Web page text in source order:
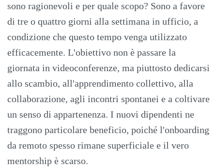
sono ragionevoli e per quale scopo? Sono a favore
di tre o quattro giorni alla settimana in ufficio, a
condizione che questo tempo venga utilizzato
efficacemente. L'obiettivo non è passare la
giornata in videoconferenze, ma piuttosto dedicarsi
allo scambio, all'apprendimento collettivo, alla
collaborazione, agli incontri spontanei e a coltivare
un senso di appartenenza. I nuovi dipendenti ne
traggono particolare beneficio, poiché l'onboarding
da remoto spesso rimane superficiale e il vero
mentorship è scarso.